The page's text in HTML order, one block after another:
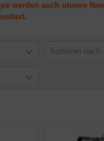
werden auch unsere
Sortieren nach